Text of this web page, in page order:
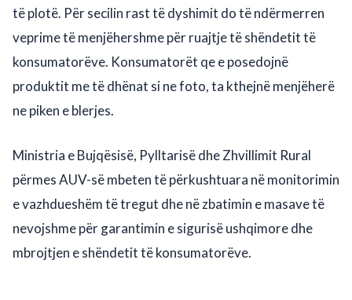
të plotë. Për secilin rast të dyshimit do të ndërmerren
veprime të menjëhershme për ruajtje të shëndetit të
konsumatorëve. Konsumatorët qe e posedojnë
produktit me të dhënat si ne foto, ta kthejnë menjëherë
ne piken e blerjes.
Ministria e Bujqësisë, Pylltarisë dhe Zhvillimit Rural
përmes AUV-së mbeten të përkushtuara në monitorimin
e vazhdueshëm të tregut dhe në zbatimin e masave të
nevojshme për garantimin e sigurisë ushqimore dhe
mbrojtjen e shëndetit të konsumatorëve.